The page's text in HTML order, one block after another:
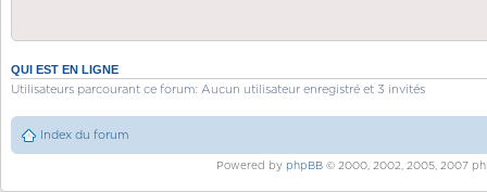
QUI EST EN LIGNE
Utilisateurs parcourant ce forum: Aucun utilisateur enregistré et 3 invités
Index du forum
Powered by phpBB© 2000, 2002, 2005, 2007